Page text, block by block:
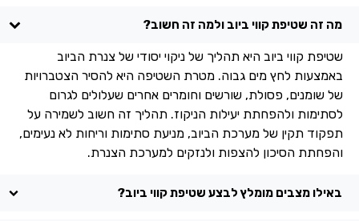
מה זה שטיפת קווי ביוב ולמה זה חשוב?
שטיפת קווי ביוב היא תהליך של ניקוי יסודי של צנרת הביוב
באמצעות לחץ מים גבוה. מטרת השטיפה היא להסיר הצטברויות
של שומנים, פסולת, שורשים וחומרים אחרים שעלולים לגרום
לסתימות ולהפחתת יעילות הניקוז. תהליך זה חשוב לשמירה על
תפקוד תקין של מערכת הביוב, מניעת סתימות וריחות לא נעימים,
והפחתת הסיכון להצפות ולנזקים למערכת הצנרת.
באילו מצבים מומלץ לבצע שטיפת קווי ביוב?